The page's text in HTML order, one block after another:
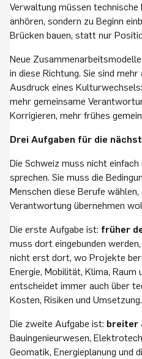
Verwaltung müssen
anhören, sondern zu Beginn
Brücken bauen, statt nur
Neue
in diese Richtung. Sie sind
Ausdruck eines
mehr gemeinsame
Korrigieren, mehr frühes
Drei Aufgaben für die
Die Schweiz muss nicht
sprechen. Sie muss die
Menschen diese Berufe wählen,
Verantwortung übernehmen
Die erste Aufgabe ist: früher
muss dort eingebunden
nicht erst dort, wo Projekte
Energie, Mobilität, Klima,
entscheidet immer auch über
Kosten, Risiken und Umsetzung.
Die zweite Aufgabe ist: breiter
Bauingenieurwesen,
Geomatik, Energieplanung und